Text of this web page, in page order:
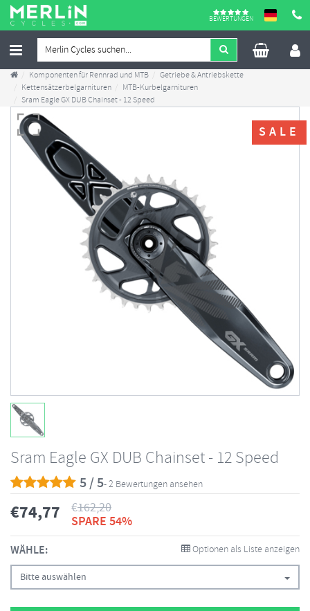
BEWERTUNGEN
Komponenten für Rennrad und MTB
Getriebe & Antriebskette
Kettensätzerbelgarnituren
MTB-Kurbelgarnituren
Sram Eagle GX DUB Chainset - 12 Speed
SALE
Sram Eagle GX DUB Chainset - 12 Speed
5 / 5- 2 Bewertungen ansehen
€74,77 €162,20
SPARE 54%
WÄHLE: Optionen als Liste anzeigen
Bitte auswählen